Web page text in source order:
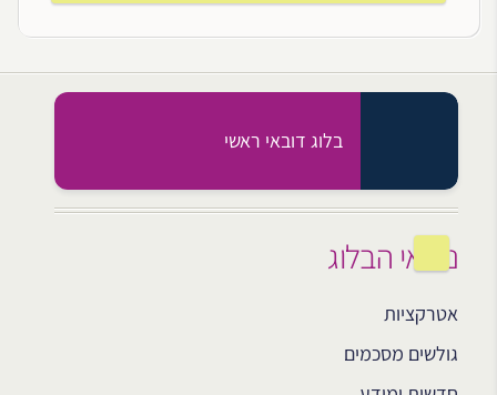
בלוג דובאי ראשי
נושאי הבלוג
אטרקציות
גולשים מסכמים